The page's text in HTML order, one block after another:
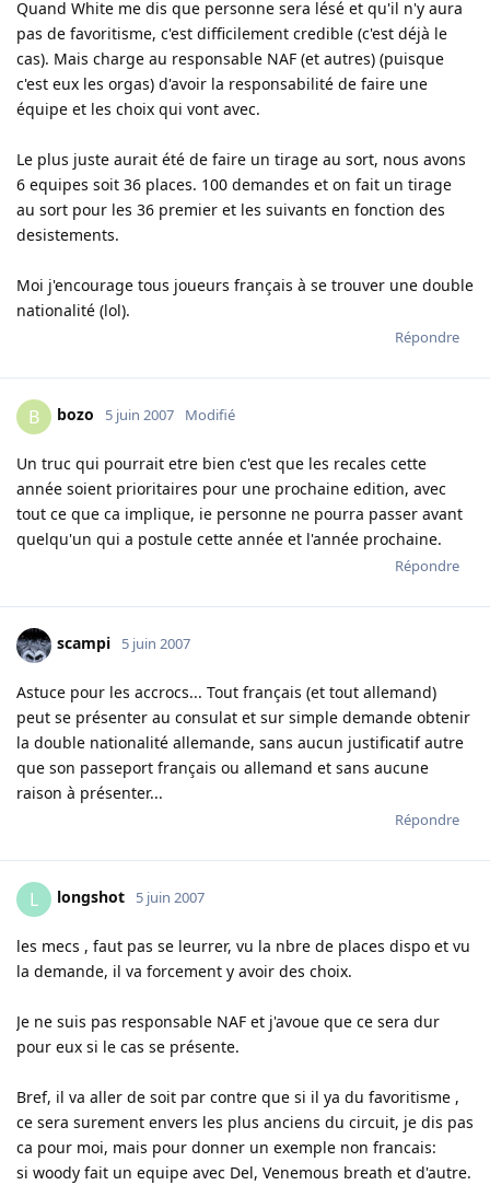
Quand White me dis que personne sera lésé et qu'il n'y aura
pas de favoritisme, c'est difficilement credible (c'est déjà le
cas). Mais charge au responsable NAF (et autres) (puisque
c'est eux les orgas) d'avoir la responsabilité de faire une
équipe et les choix qui vont avec.
Le plus juste aurait été de faire un tirage au sort, nous avons
6 equipes soit 36 places. 100 demandes et on fait un tirage
au sort pour les 36 premier et les suivants en fonction des
desistements.
Moi j'encourage tous joueurs français à se trouver une double
nationalité (lol).
Répondre
B bozo 5 juin 2007 Modifié
Un truc qui pourrait etre bien c'est que les recales cette
année soient prioritaires pour une prochaine edition, avec
tout ce que ca implique, ie personne ne pourra passer avant
quelqu'un qui a postule cette année et l'année prochaine.
Répondre
scampi 5 juin 2007
Astuce pour les accrocs... Tout français (et tout allemand)
peut se présenter au consulat et sur simple demande obtenir
la double nationalité allemande, sans aucun justificatif autre
que son passeport français ou allemand et sans aucune
raison à présenter...
Répondre
L longshot 5 juin 2007
les mecs , faut pas se leurrer, vu la nbre de places dispo et vu
la demande, il va forcement y avoir des choix.
Je ne suis pas responsable NAF et j'avoue que ce sera dur
pour eux si le cas se présente.
Bref, il va aller de soit par contre que si il ya du favoritisme ,
ce sera surement envers les plus anciens du circuit, je dis pas
ca pour moi, mais pour donner un exemple non francais:
si woody fait un equipe avec Del, Venemous breath et d'autre.